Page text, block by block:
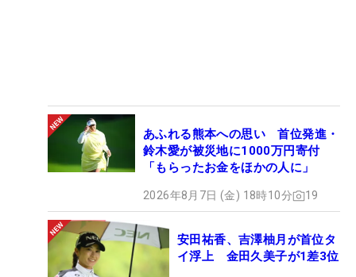
あふれる熊本への思い 首位発進・
鈴木愛が被災地に1000万円寄付
「もらったお金をほかの人に」
2026年8月7日 (金) 18時10分 19
安田祐香、吉澤柚月が首位タ
イ浮上 金田久美子が1差3位